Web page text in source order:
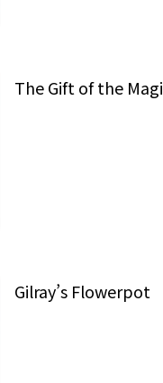
The Gift of the Magi
Gilray’s Flowerpot